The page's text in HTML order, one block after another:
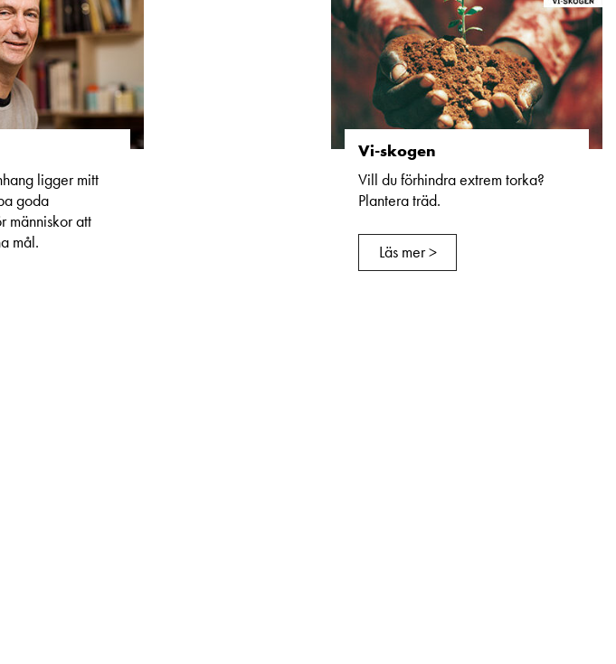
ligger mitt
goda
människor att
mål.
Vi-skogen
Vill du förhindra extrem torka?
Plantera träd.
Läs mer >